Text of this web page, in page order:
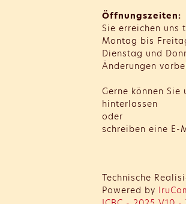
Öffnungszeiten:
Sie erreichen uns
Montag bis
Dienstag und
Änderungen
Gerne können
hinterlassen
oder
schreiben eine E-
Technische
Powered by